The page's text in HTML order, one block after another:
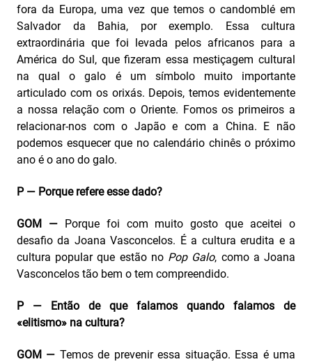
fora da Europa, uma vez que temos o candomblé em
Salvador da Bahia, por exemplo. Essa cultura
extraordinária que foi levada pelos africanos para a
América do Sul, que fizeram essa mestiçagem cultural
na qual o galo é um símbolo muito importante
articulado com os orixás. Depois, temos evidentemente
a nossa relação com o Oriente. Fomos os primeiros a
relacionar-nos com o Japão e com a China. E não
podemos esquecer que no calendário chinês o próximo
ano é o ano do galo.
P — Porque refere esse dado?
GOM — Porque foi com muito gosto que aceitei o
desafio da Joana Vasconcelos. É a cultura erudita e a
cultura popular que estão no Pop Galo, como a Joana
Vasconcelos tão bem o tem compreendido.
P — Então de que falamos quando falamos de
«elitismo» na cultura?
GOM — Temos de prevenir essa situação. Essa é uma